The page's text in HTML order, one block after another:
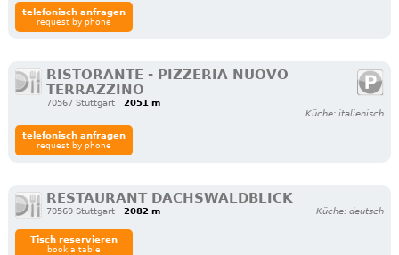
telefonisch anfragen
request by phone
RISTORANTE - PIZZERIA NUOVO
TERRAZZINO
70567 Stuttgart
2051 m
Küche: italienisch
telefonisch anfragen
request by phone
RESTAURANT DACHSWALDBLICK
70569 Stuttgart 2082 m Küche: deutsch
Tisch reservieren
book a table